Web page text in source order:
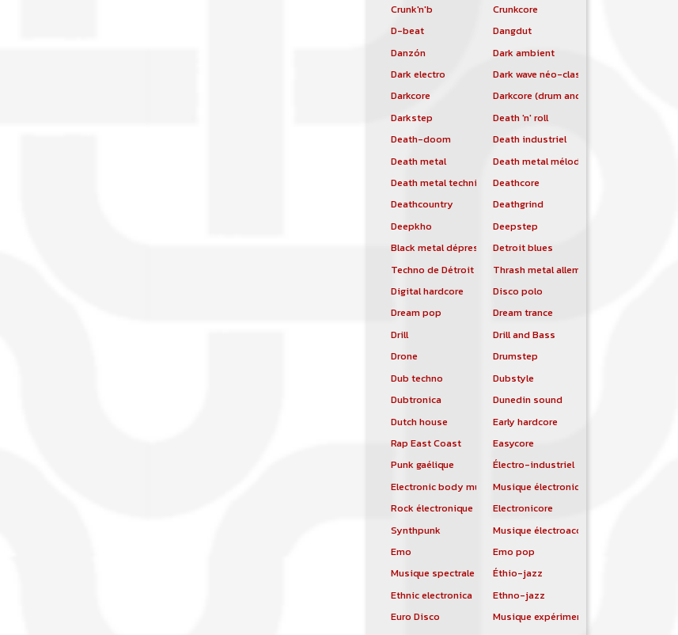
Crunk'n'b
Crunkcore
D-beat
Dangdut
Danzón
Dark ambient
Dark electro
Dark wave néo-classique
Darkcore
Darkcore (drum and bass)
Darkstep
Death 'n' roll
Death-doom
Death industriel
Death metal
Death metal mélodique
Death metal techniqueDeathcore
Deathcountry
Deathgrind
Deepkho
Deepstep
Black metal dépressif Detroit blues
Techno de Détroit
Thrash metal allemand
Digital hardcore
Disco polo
Dream pop
Dream trance
Drill
Drill and Bass
Drone
Drumstep
Dub techno
Dubstyle
Dubtronica
Dunedin sound
Dutch house
Early hardcore
Rap East Coast
Easycore
Punk gaélique
Électro-industriel
Electronic body musicMusique électronique
Rock électronique
Electronicore
Synthpunk
Musique électroacoustique
Emo
Emo pop
Musique spectrale
Éthio-jazz
Ethnic electronica
Ethno-jazz
Euro Disco
Musique expérimentale